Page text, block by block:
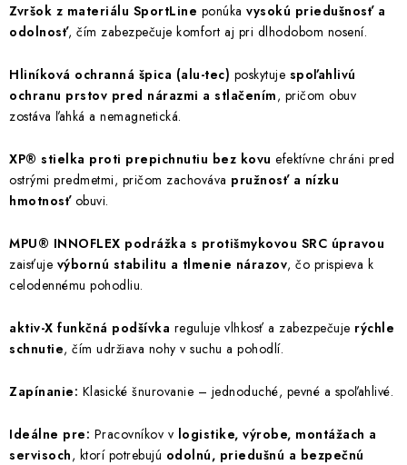
Zvršok z materiálu SportLine ponúka vysokú priedušnosť a
odolnosť, čím zabezpečuje komfort aj pri dlhodobom nosení.
Hliníková ochranná špica (alu-tec) poskytuje spoľahlivú
ochranu prstov pred nárazmi a stlačením, pričom obuv
zostáva ľahká a nemagnetická.
XP® stielka proti prepichnutiu bez kovu efektívne chráni pred
ostrými predmetmi, pričom zachováva pružnosť a nízku
hmotnosťobuvi.
MPU® INNOFLEX podrážka s protišmykovou SRC úpravou
zaisťuje výbornú stabilitu a tlmenie nárazov, čo prispieva k
celodennému pohodliu.
aktiv-X funkčná podšívka reguluje vlhkosť a zabezpečuje rýchle
schnutie, čím udržiava nohy v suchu a pohodlí.
Zapínanie: Klasické šnurovanie – jednoduché, pevné a spoľahlivé.
Ideálne pre: Pracovníkov v logistike, výrobe, montážach a
servisoch, ktorí potrebujú odolnú, priedušnú a bezpečnú